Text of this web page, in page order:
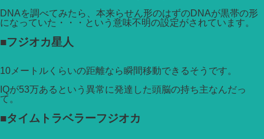
DNAを調べてみたら、本来らせん形のはずのDNAが黒帯の形
になっていた・・・という意味不明の設定がされています。
■フジオカ星人
10メートルくらいの距離なら瞬間移動できるそうです。
IQが53万あるという異常に発達した頭脳の持ち主なんだっ
て。
■タイムトラベラーフジオカ